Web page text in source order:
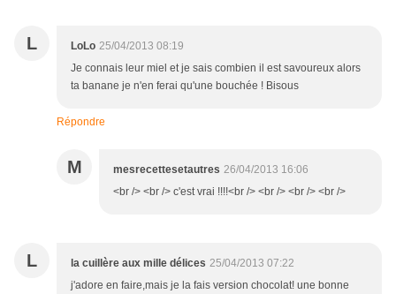
L LoLo 25/04/2013 08:19
Je connais leur miel et je sais combien il est savoureux alors
ta banane je n'en ferai qu'une bouchée ! Bisous
Répondre
M mesrecettesetautres 26/04/2013 16:06
<br /> <br /> c'est vrai !!!!<br /> <br /> <br /> <br />
L la cuillère aux mille délices 25/04/2013 07:22
j'adore en faire,mais je la fais version chocolat! une bonne